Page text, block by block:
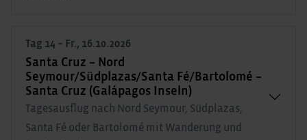
Tag 14 – Fr., 16.10.2026
Santa Cruz – Nord
Seymour/Südplazas/Santa Fé/Bartolomé –
Santa Cruz (Galápagos Inseln)
Tagesausflug nach Nord Seymour, Südplazas,
Santa Fé oder Bartolomé mit Wanderung und